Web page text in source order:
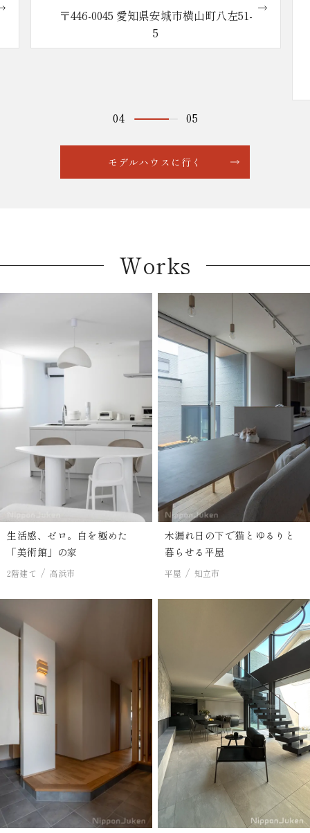
〒446-0045 愛知県安城市横山町八左51-
〒446-
営業時
04 05
モデルハウスに行く
Works
生活感、ゼロ。白を極めた
「美術館」の家
2階建て 高浜市
木漏れ日の下で猫とゆるりと
暮らせる平屋
平屋 知立市